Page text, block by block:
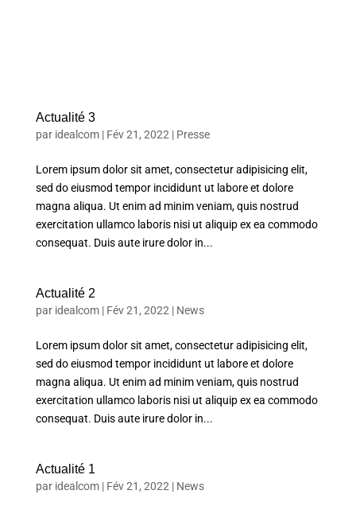
Actualité 3
par idealcom| Fév 21, 2022 | Presse
Lorem ipsum dolor sit amet, consectetur adipisicing elit,
sed do eiusmod tempor incididunt ut labore et dolore
magna aliqua. Ut enim ad minim veniam, quis nostrud
exercitation ullamco laboris nisi ut aliquip ex ea commodo
consequat. Duis aute irure dolor in...
Actualité 2
par idealcom| Fév 21, 2022 | News
Lorem ipsum dolor sit amet, consectetur adipisicing elit,
sed do eiusmod tempor incididunt ut labore et dolore
magna aliqua. Ut enim ad minim veniam, quis nostrud
exercitation ullamco laboris nisi ut aliquip ex ea commodo
consequat. Duis aute irure dolor in...
Actualité 1
par idealcom| Fév 21, 2022 | News